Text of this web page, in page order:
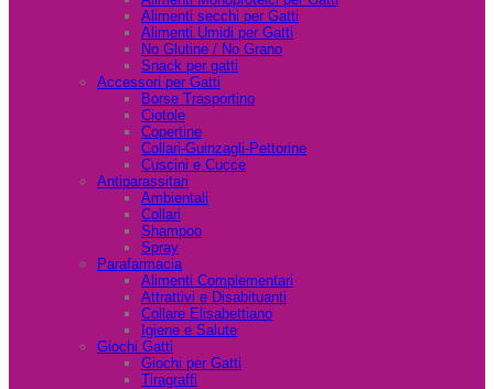
Alimenti secchi per Gatti
Alimenti Umidi per Gatti
No Glutine / No Grano
Snack per gatti
Accessori per Gatti
Borse Trasportino
Ciotole
Copertine
Collari-Guinzagli-Pettorine
Cuscini e Cucce
Antiparassitari
Ambientali
Collari
Shampoo
Spray
Parafarmacia
Alimenti Complementari
Attrattivi e Disabituanti
Collare Elisabettiano
Igiene e Salute
Giochi Gatti
Giochi per Gatti
Tiragraffi